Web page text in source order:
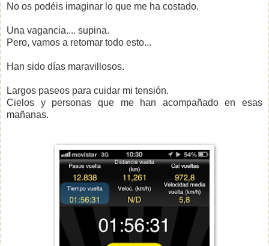
No os podéis imaginar lo que me ha costado.
Una vagancia.... supina.
Pero, vamos a retomar todo esto...
Han sido días maravillosos.
Largos paseos para cuidar mi tensión.
Cielos y personas que me han acompañado en esas
mañanas.